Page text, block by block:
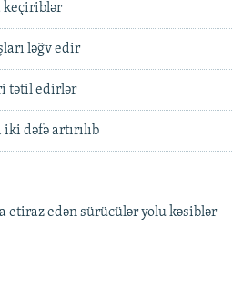
keçiriblər
ləğv edir
tətil edirlər
dəfə artırılıb
etiraz edən sürücülər yolu kəsiblər